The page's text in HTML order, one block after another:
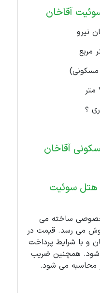
آقاخان
؟
آقاخان
هتل سوئیت
ساخته می
می رسد. قیمت در
و با شرایط پرداخت
همچنین ضریب
محاسبه می شود.